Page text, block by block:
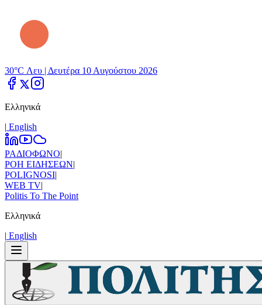
30°C Λευ | Δευτέρα 10 Αυγούστου 2026
Ελληνικά
| Εnglish
ΡΑΔΙΟΦΩΝΟ|
ΡΟΗ ΕΙΔΗΣΕΩΝ|
POLIGNOSI|
WEB TV|
Politis To The Point
Ελληνικά
| Εnglish